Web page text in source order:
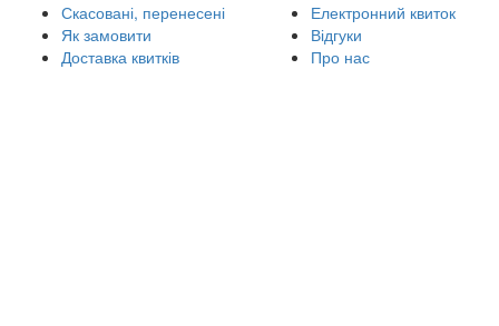
Скасовані, перенесені
Як замовити
Доставка квитків
Електронний квиток
Відгуки
Про нас